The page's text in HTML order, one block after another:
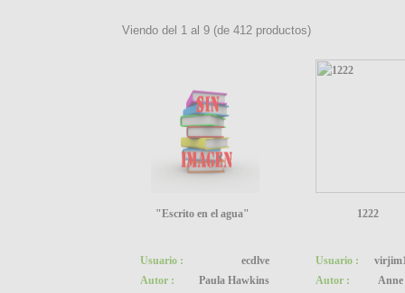
Viendo del 1 al 9 (de 412 productos)
"Escrito en el agua"
Usuario :
ecdlve
Autor :
Paula Hawkins
1222
Usuario :
Autor :